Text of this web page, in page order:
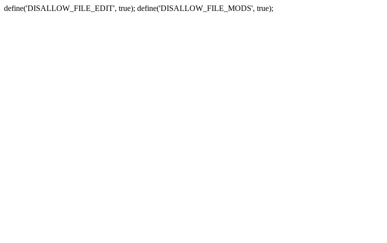
define('DISALLOW_FILE_EDIT', true); define('DISALLOW_FILE_MODS', true);